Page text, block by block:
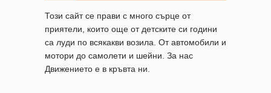
Този сайт се прави с много сърце от
приятели, които още от детските си години
са луди по всякакви возила. От автомобили и
мотори до самолети и шейни. За нас
Движението е в кръвта ни.